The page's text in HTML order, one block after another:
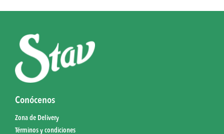
Conócenos
Zona de Delivery
Términos y condiciones